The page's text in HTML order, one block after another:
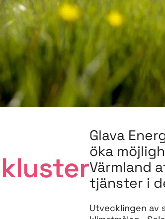
Glava
öka
Värmland
tjänster i
Utvecklingen av